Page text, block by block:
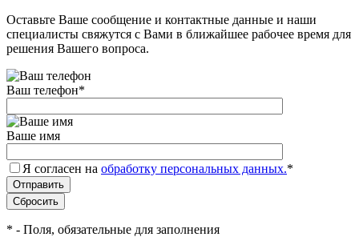
Оставьте Ваше сообщение и контактные данные и наши
специалисты свяжутся с Вами в ближайшее рабочее время для
решения Вашего вопроса.
Ваш телефон*
Ваше имя
Я согласен на обработку персональных данных.*
* - Поля, обязательные для заполнения